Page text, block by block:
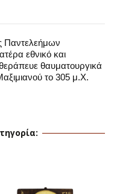
Παντελεήμων
εθνικό και
θαυματουργικά
το 305 μ.Χ.